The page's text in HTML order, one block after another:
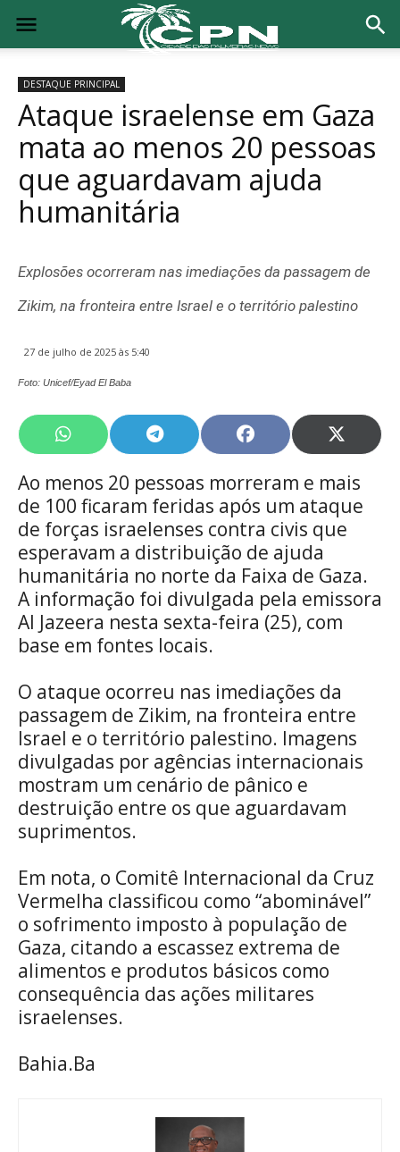
DESTAQUE PRINCIPAL
Ataque israelense em Gaza
mata ao menos 20 pessoas
que aguardavam ajuda
humanitária
Explosões ocorreram nas imediações da passagem de
Zikim, na fronteira entre Israel e o território palestino
27 de julho de 2025 às 5:40
Foto: Unicef/Eyad El Baba
Share
on
WhatsApp
Share
on
Telegram
Share
on
Facebook
Share
on
X
Ao menos 20 pessoas morreram e mais
de 100 ficaram feridas após um ataque
de forças israelenses contra civis que
esperavam a distribuição de ajuda
humanitária no norte da Faixa de Gaza.
A informação foi divulgada pela emissora
Al Jazeera nesta sexta-feira (25), com
base em fontes locais.
O ataque ocorreu nas imediações da
passagem de Zikim, na fronteira entre
Israel e o território palestino. Imagens
divulgadas por agências internacionais
mostram um cenário de pânico e
destruição entre os que aguardavam
suprimentos.
Em nota, o Comitê Internacional da Cruz
Vermelha classificou como “abominável”
o sofrimento imposto à população de
Gaza, citando a escassez extrema de
alimentos e produtos básicos como
consequência das ações militares
israelenses.
Bahia.Ba